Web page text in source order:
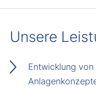
Unsere
Entwicklung